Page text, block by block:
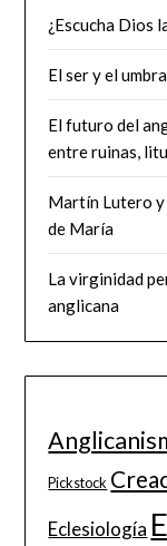
¿Escucha Dios
El ser y el
El futuro del
entre ruinas,
Martín Lutero y
de María
La virginidad
anglicana
Pickstock
Eclesiología